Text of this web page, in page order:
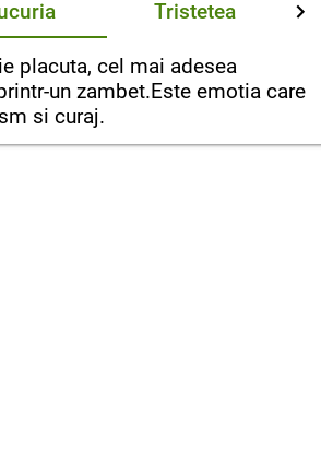
Tristetea
placuta, cel mai adesea
un zambet.Este emotia care
si curaj.